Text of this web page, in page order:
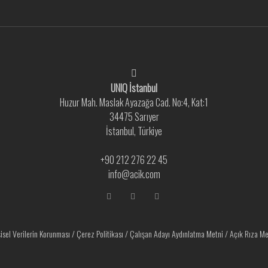
UNIQ İstanbul
Huzur Mah. Maslak Ayazağa Cad. No:4, Kat:1
34475 Sarıyer
İstanbul, Türkiye
+90 212 276 22 45
info@acik.com
Verilerin Korunması/Çerez Politikası/Çalışan Adayı Aydınlatma Metni/Açık Rıza